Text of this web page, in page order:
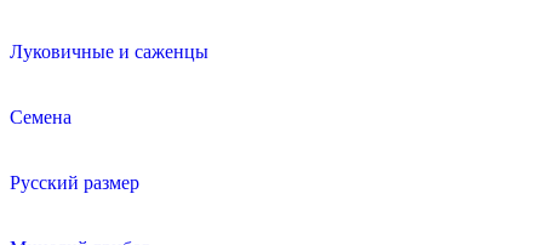
Луковичные и саженцы
Семена
Русский размер